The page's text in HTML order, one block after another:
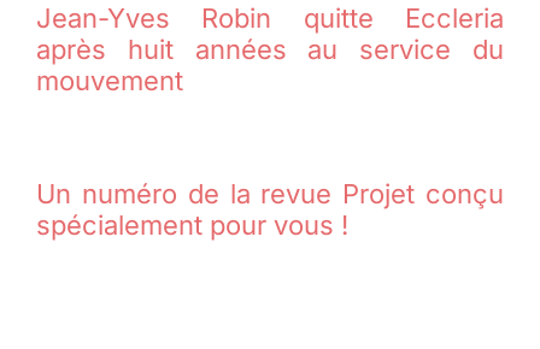
Jean-Yves Robin quitte Eccleria
après huit années au service du
mouvement
Un numéro de la revue Projet conçu
spécialement pour vous !